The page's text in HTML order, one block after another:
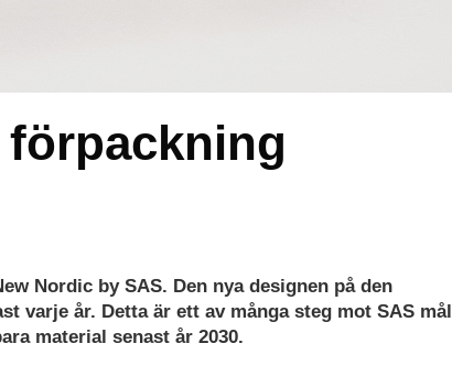
Nordic by SAS. Den nya designen på den
varje år. Detta är ett av många steg mot SAS mål
material senast år 2030.